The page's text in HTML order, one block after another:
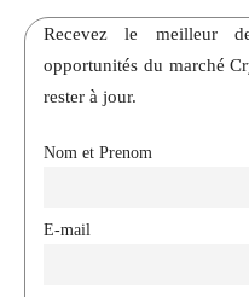
Recevez le meilleur
opportunités du marché
rester à jour.
Nom et Prenom
E-mail